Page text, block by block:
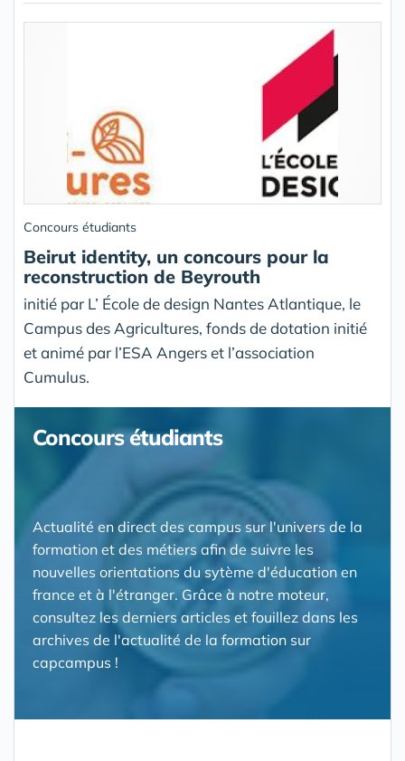
Concours étudiants
Beirut identity, un concours pour la
reconstruction de Beyrouth
initié par L’ École de design Nantes Atlantique, le
Campus des Agricultures, fonds de dotation initié
et animé par l’ESA Angers et l’association
Cumulus.
Concours étudiants
Actualité en direct des campus sur l'univers de la
formation et des métiers afin de suivre les
nouvelles orientations du sytème d'éducation en
france et à l'étranger. Grâce à notre moteur,
consultez les derniers articles et fouillez dans les
archives de l'actualité de la formation sur
capcampus !